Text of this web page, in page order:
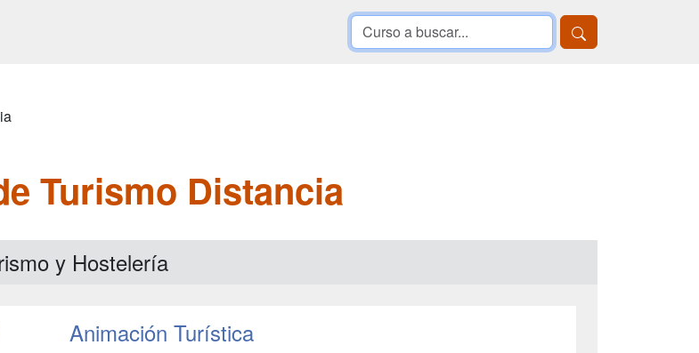
Turismo Distancia
y Hostelería
Animación Turística